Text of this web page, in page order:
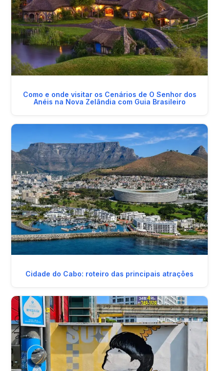
Como e onde visitar os Cenários de O Senhor dos
Anéis na Nova Zelândia com Guia Brasileiro
Cidade do Cabo: roteiro das principais atrações